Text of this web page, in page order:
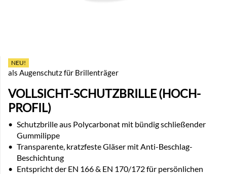
NEU!
als Augenschutz für Brillenträger
VOLLSICHT-SCHUTZBRILLE (HOCH-
PROFIL)
• Schutzbrille aus Polycarbonat mit bündig schließender
Gummilippe
• Transparente, kratzfeste Gläser mit Anti-Beschlag-
Beschichtung
• Entspricht der EN 166 & EN 170/172 für persönlichen